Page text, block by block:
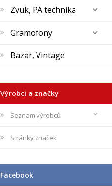
Zvuk, PA technika
Gramofony
Bazar, Vintage
Výrobci a značky
Seznam výrobců
Stránky značek
Facebook